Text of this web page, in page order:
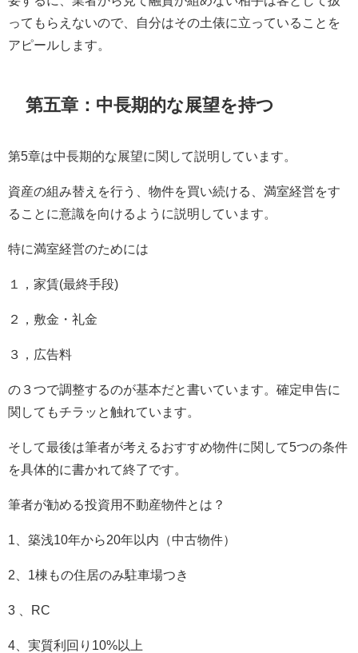
ってもらえないので、自分はその土俵に立っていることを
アピールします。
第五章：中長期的な展望を持つ
第5章は中長期的な展望に関して説明しています。
資産の組み替えを行う、物件を買い続ける、満室経営をす
ることに意識を向けるように説明しています。
特に満室経営のためには
１，家賃(最終手段)
２，敷金・礼金
３，広告料
の３つで調整するのが基本だと書いています。確定申告に
関してもチラッと触れています。
そして最後は筆者が考えるおすすめ物件に関して5つの条件
を具体的に書かれて終了です。
筆者が勧める投資用不動産物件とは？
1、築浅10年から20年以内（中古物件）
2、1棟もの住居のみ駐車場つき
3 、RC
4、実質利回り10%以上